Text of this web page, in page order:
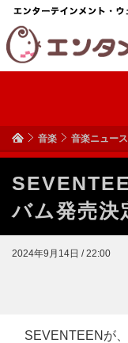
音楽 音楽ニュース
バム発売決
2024年9月14日 / 22:00
SEVENTEENが、